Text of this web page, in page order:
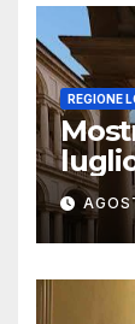
REGIONE